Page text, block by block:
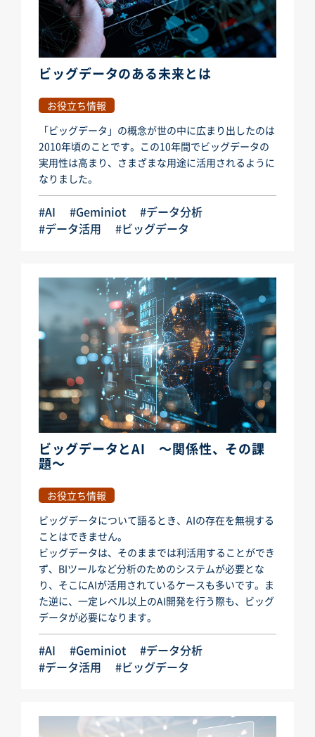
ビッグデータのある未来とは
お役立ち情報
「ビッグデータ」の概念が世の中に広まり出したのは
2010年頃のことです。この10年間でビッグデータの
実用性は高まり、さまざまな用途に活用されるように
なりました。
#AI #Geminiot
#データ分析
#データ活用
#ビッグデータ
ビッグデータとAI ～関係性、その課
題～
お役立ち情報
ビッグデータについて語るとき、AIの存在を無視する
ことはできません。
ビッグデータは、そのままでは利活用することができ
ず、BIツールなど分析のためのシステムが必要とな
り、そこにAIが活用されているケースも多いです。ま
た逆に、一定レベル以上のAI開発を行う際も、ビッグ
データが必要になります。
#AI #Geminiot
#データ分析
#データ活用
#ビッグデータ